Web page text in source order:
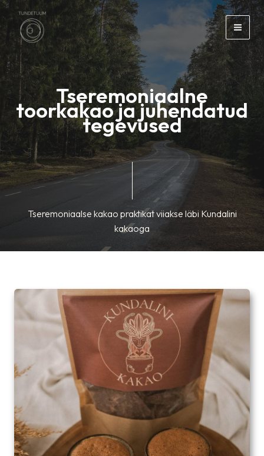
Skip
content
Tseremoniaalne
toorkakao ja juhendatud
tegevused
Tseremoniaalse kakao praktikat viiakse läbi Kundalini
kakaoga